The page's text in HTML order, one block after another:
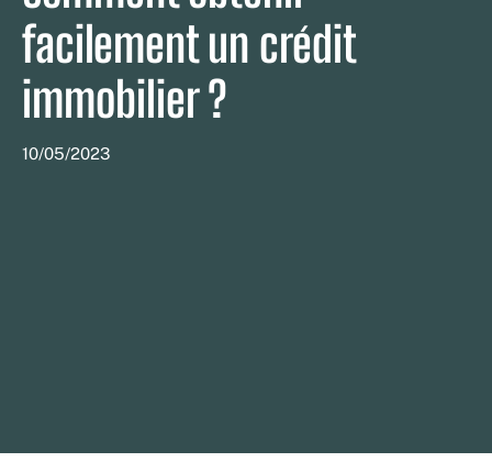
facilement un crédit
immobilier ?
10/05/2023